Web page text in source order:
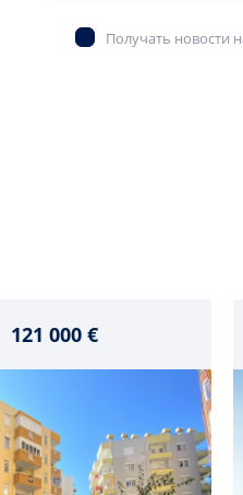
Получать новости
121 000 €